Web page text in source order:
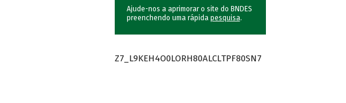
Ajude-nos a aprimorar o site do BNDES
preenchendo uma rápida pesquisa.
Z7_L9KEH4O0LORH80ALCLTPF80SN7